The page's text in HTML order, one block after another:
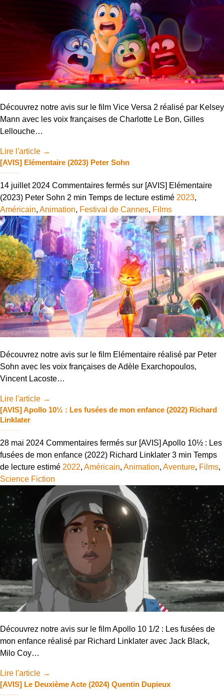
Découvrez notre avis sur le film Vice Versa 2 réalisé par Kelsey
Mann avec les voix françaises de Charlotte Le Bon, Gilles
Lellouche…
Lire l'article →
[AVIS] Elémentaire (2023) Peter Sohn
14 juillet 2024 Commentaires fermés sur [AVIS] Elémentaire
(2023) Peter Sohn 2 min Temps de lecture estimé 2023,
Américain, Animation, Festival de Cannes, Films
Découvrez notre avis sur le film Elémentaire réalisé par Peter
Sohn avec les voix françaises de Adèle Exarchopoulos,
Vincent Lacoste…
Lire l'article →
[AVIS] Apollo 10½ : Les fusées de mon enfance (2022) Richard
Linklater
28 mai 2024 Commentaires fermés sur [AVIS] Apollo 10½ : Les
fusées de mon enfance (2022) Richard Linklater 3 min Temps
de lecture estimé 2022, Américain, Animation, Aventure, Films,
Science Fiction
Découvrez notre avis sur le film Apollo 10 1/2 : Les fusées de
mon enfance réalisé par Richard Linklater avec Jack Black,
Milo Coy…
Lire l'article →
[AVIS] Le Deuxième Acte (2024) Quentin Dupieux